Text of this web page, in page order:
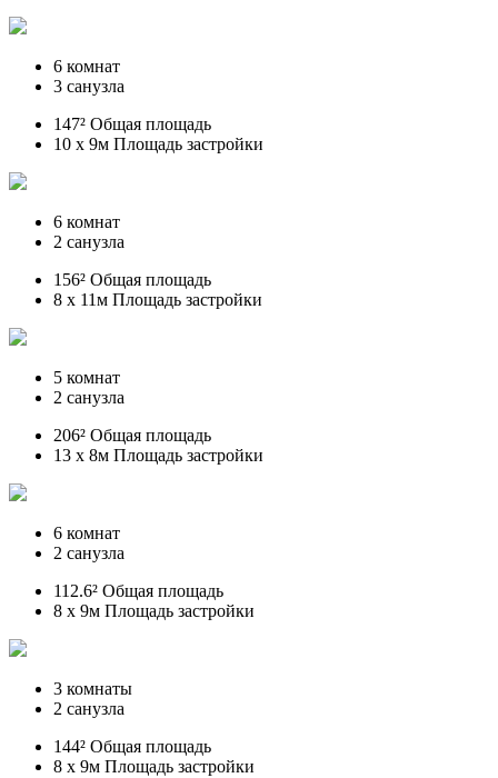
6 комнат
3 санузла
147² Общая площадь
10 x 9м Площадь застройки
6 комнат
2 санузла
156² Общая площадь
8 x 11м Площадь застройки
5 комнат
2 санузла
206² Общая площадь
13 x 8м Площадь застройки
6 комнат
2 санузла
112.6² Общая площадь
8 x 9м Площадь застройки
3 комнаты
2 санузла
144² Общая площадь
8 x 9м Площадь застройки